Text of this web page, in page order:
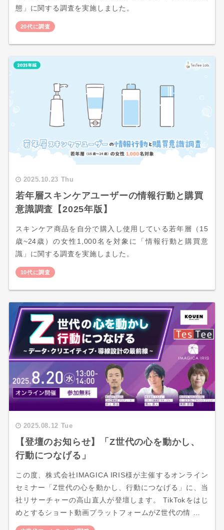
態」に関する調査を実施しました。
20代に調査
2025.10.23 Thu
若年層スキンケアユーザーの情報行動と購買
意識調査【2025年版】
スキンケア商品を自分で購入し使用している若年層（15
歳~24歳）の女性1,000名を対象に「情報行動と購買意
識」に関する調査を実施しました。
10代に調査
2025.08.12 Tue
【登壇のお知らせ】「Z世代の心を動かし、
行動につなげる」
この度、株式会社IMAGICA IRIS様が主催するオンライン
セミナー「Z世代の心を動かし、行動につなげる」に、当
社リサーチャーの高山直人が登壇します。 TikTokをはじ
めとするショート動画プラットフォームがZ世代の情 …